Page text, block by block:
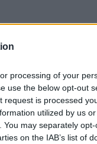
processing of your
use the below opt-out
request is processed
utilized by us
may separately
on the IAB’s list of
τους 26
27 και τοπικά
Οι